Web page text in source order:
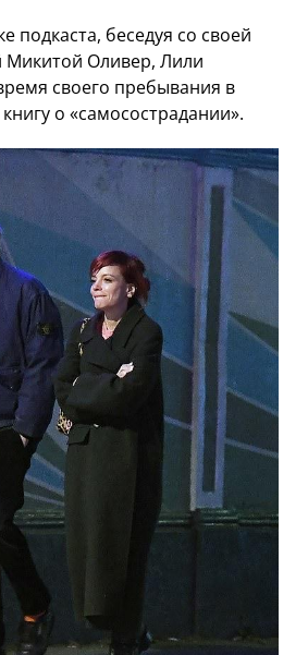
подкаста, беседуя со своей
Микитой Оливер, Лили
своего пребывания в
о «самосострадании».